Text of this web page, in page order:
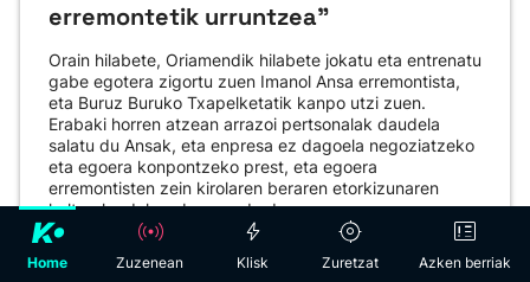
erremontetik urruntzea"
Orain hilabete, Oriamendik hilabete jokatu eta entrenatu
gabe egotera zigortu zuen Imanol Ansa erremontista,
eta Buruz Buruko Txapelketatik kanpo utzi zuen.
Erabaki horren atzean arrazoi pertsonalak daudela
salatu du Ansak, eta enpresa ez dagoela negoziatzeko
eta egoera konpontzeko prest, eta egoera
erremontisten zein kirolaren beraren etorkizunaren
kalterako dela nabarmendu du.
Home Zuzenean Klisk Zuretzat Azken berriak